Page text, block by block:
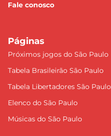
Fale conosco
Páginas
Próximos jogos do São Paulo
Tabela Brasileirão São Paulo
Tabela Libertadores São Paulo
Elenco do São Paulo
Músicas do São Paulo